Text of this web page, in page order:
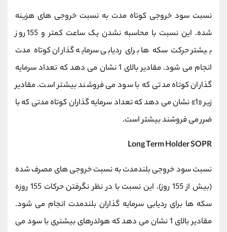
نسبت سود خروجی کوتاه مدت به نسبت خروجی های هزینه
شده. این نسبت با محاسبه نشدن یک ساعت کمتر و 155 روز
بیشتر حرکت سکه ‌ها برای ردیابی سرمایه ‌گذاران کوتاه ‌مدت
انجام می شود. مقادیر بالای 1 نشان می دهد که تعداد سرمایه
گذاران کوتاه مدتی که با سود می فروشند بیشتر است. مقادیر
زیر «1» نشان می‌ دهد که تعداد سرمایه ‌گذاران کوتاه ‌مدتی که با
ضرر می ‌فروشند بیشتر است.
Long Term Holder SOPR
نسبت سود خروجی بلندمدت به نسبت خروجی های مصرف شده
(بیش از 155 روز). این نسبت با در نظر نگرفتن حرکات 155 روزه
سکه ها برای ردیابی سرمایه گذاران بلندمدت انجام می شود.
مقادیر بالای 1 نشان می دهد که هولدرهای بیشتری با سود می